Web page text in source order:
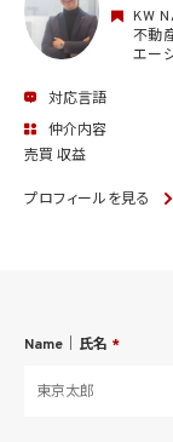
KW
不動
エー
対応言語
仲介内容
売買 収益
プロフィールを見る
Name｜氏名 *